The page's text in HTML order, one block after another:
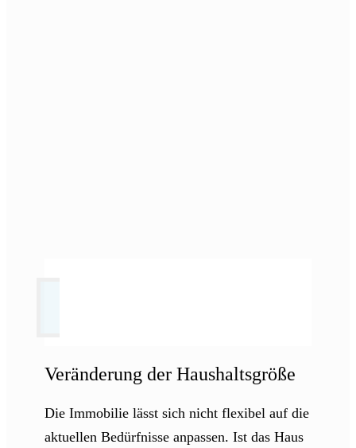
Veränderung der Haushaltsgröße
Die Immobilie lässt sich nicht flexibel auf die
aktuellen Bedürfnisse anpassen. Ist das Haus